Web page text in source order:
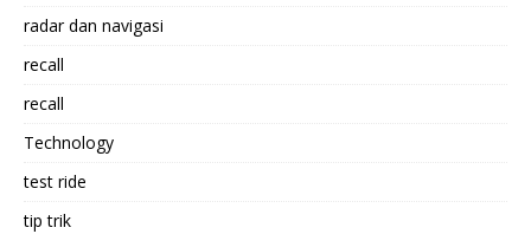
radar dan navigasi
recall
recall
Technology
test ride
tip trik